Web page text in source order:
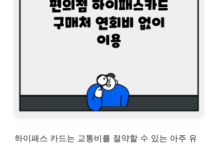
하이패스 카드는 교통비를 절약할 수 있는 아주 유